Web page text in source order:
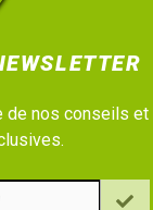
de nos conseils